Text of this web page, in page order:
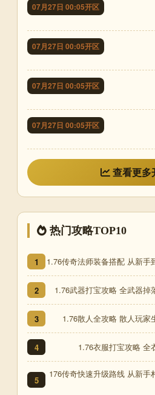
07月27日 00:05开区
07月27日 00:05开区
07月27日 00:05开区
07月27日 00:05开区
查看更多
热门攻略TOP10
1 1.76传奇法师装备搭配 从新手
2 1.76武器打宝攻略 全武器掉
3 1.76散人全攻略 散人玩家
4 1.76衣服打宝攻略 全
5
176传奇快速升级路线 从新手